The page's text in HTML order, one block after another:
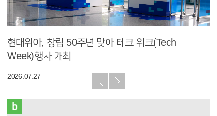
현대위아, 창립 50주년 맞아 테크 위크(Tech
Week)행사 개최
2026.07.27